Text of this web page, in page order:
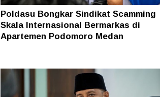
Poldasu Bongkar Sindikat Scamming
Skala Internasional Bermarkas di
Apartemen Podomoro Medan